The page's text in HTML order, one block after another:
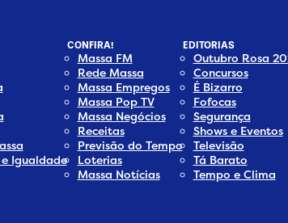
Igualdade
CONFIRA!
Massa FM
Rede Massa
Massa Empregos
Massa Pop TV
Massa Negócios
Receitas
Previsão do Tempo
Loterias
Massa Notícias
EDITORIAS
Outubro Rosa
Concursos
É Bizarro
Fofocas
Segurança
Shows e Eventos
Televisão
Tá Barato
Tempo e Clima